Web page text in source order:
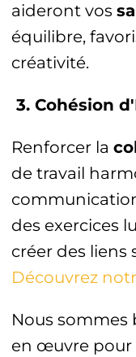
aideront vos
équilibre,
créativité.
3. Cohésion
Renforcer la
de travail
des exercices
créer des liens
Découvrez
Nous sommes
en œuvre